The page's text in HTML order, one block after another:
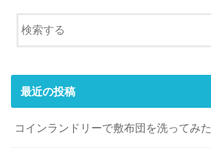
最近の投稿
コインランドリーで敷布団を洗ってみた